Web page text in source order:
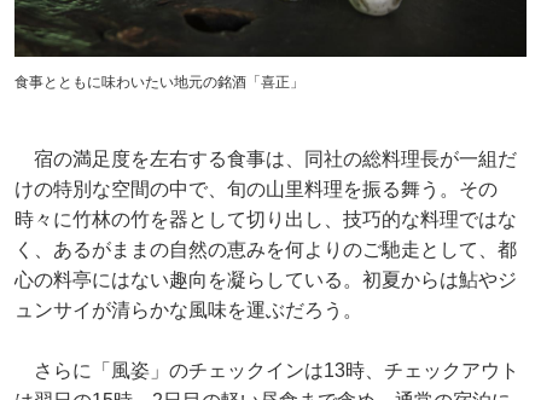
食事とともに味わいたい地元の銘酒「喜正」
宿の満足度を左右する食事は、同社の総料理長が一組だ
けの特別な空間の中で、旬の山里料理を振る舞う。その
時々に竹林の竹を器として切り出し、技巧的な料理ではな
く、あるがままの自然の恵みを何よりのご馳走として、都
心の料亭にはない趣向を凝らしている。初夏からは鮎やジ
ュンサイが清らかな風味を運ぶだろう。
さらに「風姿」のチェックインは13時、チェックアウト